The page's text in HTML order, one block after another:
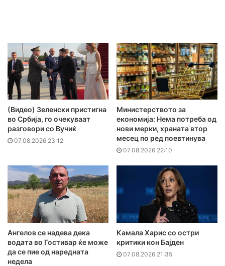
(Видео) Зеленски пристигна
во Србија, го очекуваат
разговори со Вучиќ
07.08.2026 23:12
Министерството за
економија: Нема потреба од
нови мерки, храната втор
месец по ред поевтинува
07.08.2026 22:10
Ангелов се надева дека
водата во Гостивар ќе може
да се пие од наредната
недела
Камала Харис со остри
критики кон Бајден
07.08.2026 21:35